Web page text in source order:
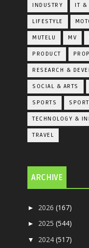
INDUSTRY IT &
LIFESTYLE
MUTELU MV
PRODUCT
RESEARCH &
SOCIAL & ARTS
SPORTS
TECHNOLOGY &
TRAVEL
ARCHIVE
► 2026(167)
► 2025(544)
▼ 2024(517)